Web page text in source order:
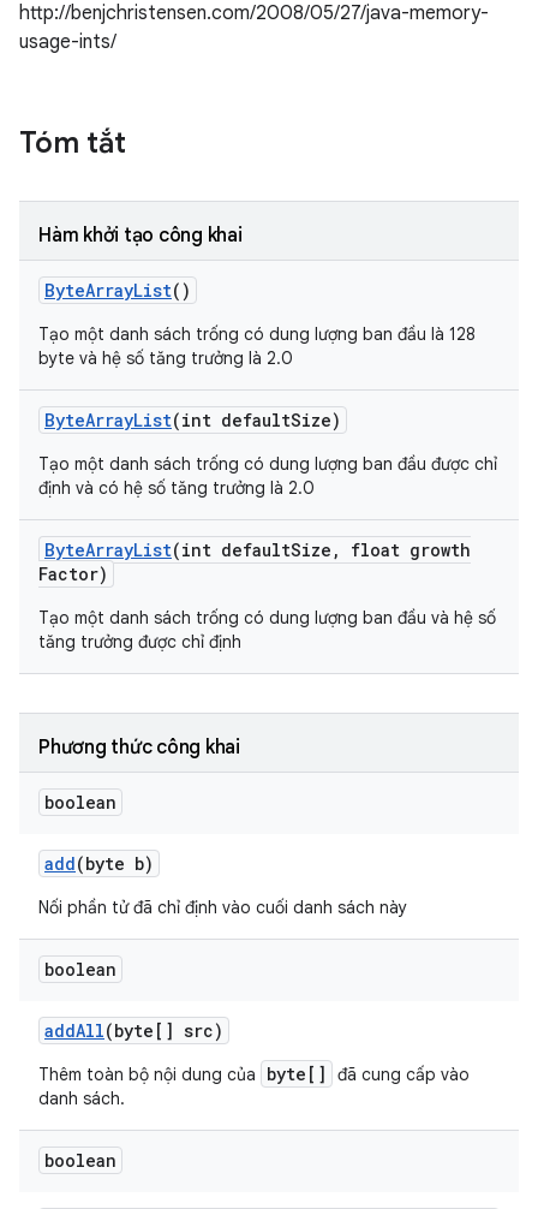
http://benjchristensen.com/2008/05/27/java-memory-
usage-ints/
Tóm tắt
Hàm khởi tạo công khai
ByteArrayList()
Tạo một danh sách trống có dung lượng ban đầu là 128
byte và hệ số tăng trưởng là 2.0
ByteArrayList(int defaultSize)
Tạo một danh sách trống có dung lượng ban đầu được chỉ
định và có hệ số tăng trưởng là 2.0
ByteArrayList(int defaultSize ,
float growth
Factor)
Tạo một danh sách trống có dung lượng ban đầu và hệ số
tăng trưởng được chỉ định
Phương thức công khai
boolean
add(byte b)
Nối phần tử đã chỉ định vào cuối danh sách này
boolean
addAll(byte[] src)
Thêm toàn bộ nội dung của byte[]
đã cung cấp vào
danh sách.
boolean